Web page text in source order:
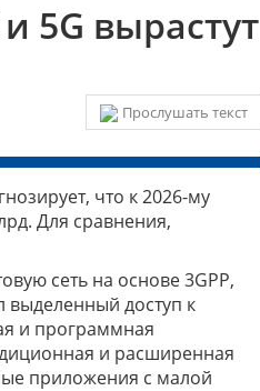
5G вырастут
Прослушать текст
что к 2026-му
Для сравнения,
сеть на основе 3GPP,
выделенный доступ к
и программная
и расширенная
приложения с малой